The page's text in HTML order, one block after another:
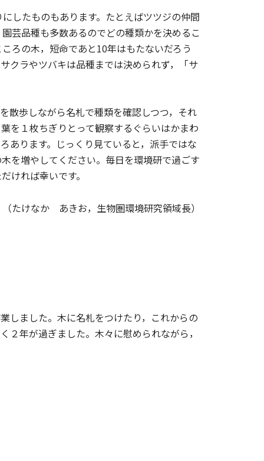
したものもあります。たとえばツツジの仲間
芸品種も多数あるのでどの種類かを決めるこ
ろの木，短命であと10年はもたないだろう
クラやツバキは品種までは決められず，「サ
歩しながら名札で種類を確認しつつ，それ
を１枚ちぎりとって観察するぐらいはかまわ
あります。じっくり見ていると，派手ではな
を増やしてください。毎日を環境研で過ごす
ければ幸いです。
（たけなか あきお，生物圏環境研究領域長）
ました。木に名札をつけたり，これからの
年が過ぎました。木々に慰められながら，